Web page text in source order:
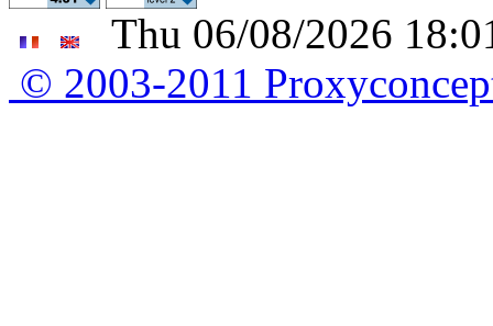
Thu 06/08/2026
© 2003-2011